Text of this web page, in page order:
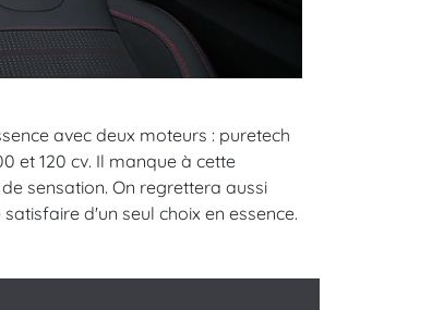
avec deux moteurs : puretech
et 120 cv. Il manque à cette
sensation. On regrettera aussi
d'un seul choix en essence.